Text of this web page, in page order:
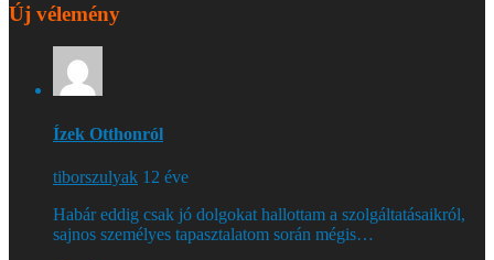
Új vélemény
Ízek Otthonról
tiborszulyak 12 éve
Habár eddig csak jó dolgokat hallottam a szolgáltatásaikról,
sajnos személyes tapasztalatom során mégis…